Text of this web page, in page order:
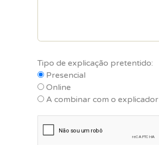
Tipo de explicação pretentido:
Presencial
Online
A combinar com o explicador